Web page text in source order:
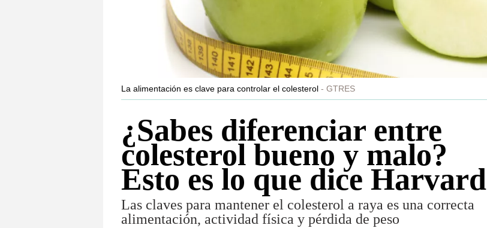
La alimentación es clave para controlar el colesterol GTRES
¿Sabes diferenciar entre
colesterol bueno y malo?
Esto es lo que dice Harvard
Las claves para mantener el colesterol a raya es una correcta
alimentación, actividad física y pérdida de peso